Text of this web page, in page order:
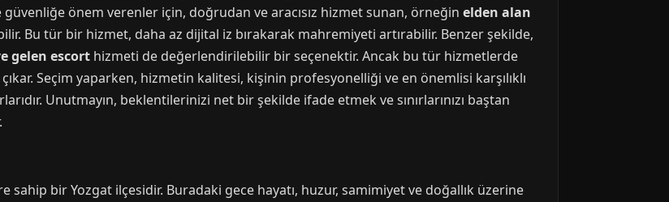
güvenliğe önem verenler için, doğrudan ve aracısız hizmet sunan, örneğin elden alan
Bu tür bir hizmet, daha az dijital iz bırakarak mahremiyeti artırabilir. Benzer şekilde,
gelen escort hizmeti de değerlendirilebilir bir seçenektir. Ancak bu tür hizmetlerde
Seçim yaparken, hizmetin kalitesi, kişinin profesyonelliği ve en önemlisi karşılıklı
Unutmayın, beklentilerinizi net bir şekilde ifade etmek ve sınırlarınızı baştan
sahip bir Yozgat ilçesidir. Buradaki gece hayatı, huzur, samimiyet ve doğallık üzerine